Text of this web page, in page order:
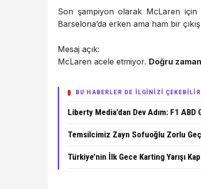
Son şampiyon olarak McLaren
Barselona’da erken ama ham bir
Mesaj açık:
McLaren acele etmiyor. Doğru
BU HABERLER DE İLGİNİZİ ÇEKEBİLİR
Liberty Media’dan Dev Adım: F1
Temsilcimiz Zayn Sofuoğlu Zorlu
Türkiye’nin İlk Gece Karting Yarışı